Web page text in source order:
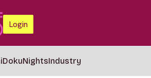
Login
DokuNightsIndustry